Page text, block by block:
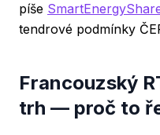
píše
tendrové podmínky
Francouzský
trh — proč to